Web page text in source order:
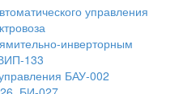
управления
инверторным
133
БАУ-002